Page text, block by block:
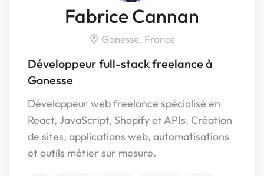
Fabrice Cannan
Gonesse, France
Développeur full-stack freelance à
Gonesse
Développeur web freelance spécialisé en
React, JavaScript, Shopify et APIs. Création
de sites, applications web, automatisations
et outils métier sur mesure.